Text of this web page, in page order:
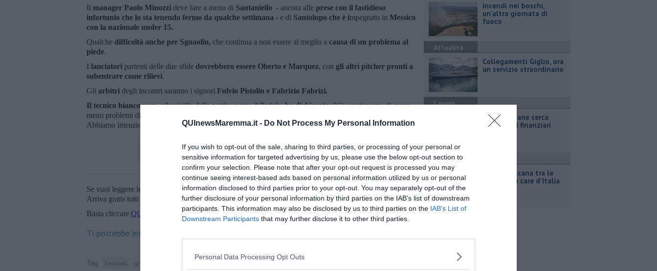
QUInewsMaremma.it - Do Not Process My Personal Information
If you wish to opt-out of the sale, sharing to third parties, or processing of your personal or
sensitive information for targeted advertising by us, please use the below opt-out section to
confirm your selection. Please note that after your opt-out request is processed you may
continue seeing interest-based ads based on personal information utilized by us or personal
information disclosed to third parties prior to your opt-out. You may separately opt-out of the
further disclosure of your personal information by third parties on the IAB’s list of downstream
participants. This information may also be disclosed by us to third parties on the IAB’s List of
Downstream Participants that may further disclose it to other third parties.
Personal Data Processing Opt Outs
Il manager Paolo Minozzi deve fare a meno di Santaniello - ancora alle prese con il fastidioso
infortunio che lo sta tenendo fermo da qualche settimana - e di Santolupo che è impegnato in Messico
con la nazionale under 15.
Qualche difficoltà anche per Sgnaolin, che continua a non essere al meglio a causa di un problema al
piede.
I lanciatori partenti delle due sfide dovrebbero essere Oberto e Marquez, con gli altri pitcher pronti a
subentrare come rilievi.
Gli arbitri degli incontri saranno i signori Fulvio Pistolin e Fabrizio Fabrizi.
Il tecnico biancorosso, alla vigilia delle partite contro il Padule,ha dichiarato: "Ci aspettavamo di avere
meno problemi di formazione, ma faremo del nostro meglio nonostante la situazione non sia delle migliori.
Abbiamo intenzione di fare bene nonostante le difficoltà e daremo il meglio di noi stessi".
Se vuoi leggere le notizie principali della Toscana iscriviti allaNewsletter QUInews - ToscanaMedia.
Arriva gratis tutti i giorni alle 20:00 direttamente nella tua casella di posta.
Basta cliccare QUI
Ti potrebbe interessare anche:
Tag baseball grosseto
Incendi nei boschi,
un'altra giornata di
fuoco
Attualità
Collegamenti Giglio, ora
un servizio straordinario
Lavoro
Poste Italiane cerca
consulenti finanziari
Attualità
Affitti, Toscana tra le
regioni più care d'Italia